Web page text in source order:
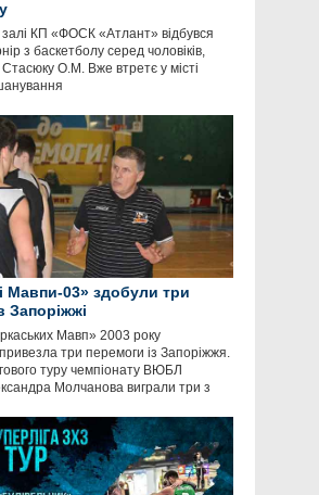
залі КП «ФОСК «Атлант» відбувся
з баскетболу серед чоловіків,
О.М. Вже втретє у місті
Мавпи-03» здобули три
Запоріжжі
Мавп» 2003 року
три перемоги із Запоріжжя.
туру чемпіонату ВЮБЛ
Молчанова виграли три з